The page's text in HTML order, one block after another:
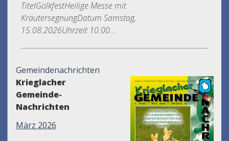
TitelGölkfestHeilige Messe mit
KräutersegnungDatum Samstag,
15.08.2026Uhrzeit 10.00...
Gemeindenachrichten
Krieglacher
Gemeinde-
Nachrichten
März 2026